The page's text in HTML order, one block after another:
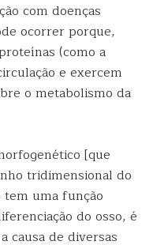
com doenças
ocorrer porque,
(como a
e exercem
o metabolismo da
[que
tridimensional do
tem uma função
do osso, é
causa de diversas